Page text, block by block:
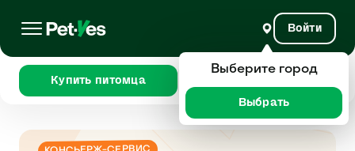
Войти
Купить питомца
Выберите город
Выбрать